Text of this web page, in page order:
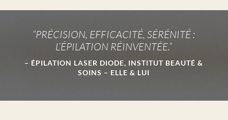
“PRÉCISION, EFFICACITÉ, SÉRÉNITÉ :
L’ÉPILATION RÉINVENTÉE.”
– ÉPILATION LASER DIODE, INSTITUT BEAUTÉ &
SOINS – ELLE & LUI